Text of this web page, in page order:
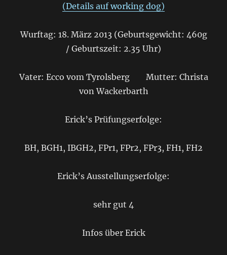
(Details auf working dog)
Wurftag: 18. März 2013 (Geburtsgewicht: 460g
/ Geburtszeit: 2.35 Uhr)
Vater: Ecco vom Tyrolsberg Mutter: Christa
von Wackerbarth
Erick’s Prüfungserfolge:
BH, BGH1, IBGH2, FPr1, FPr2, FPr3, FH1, FH2
Erick’s Ausstellungserfolge:
sehr gut 4
Infos über Erick